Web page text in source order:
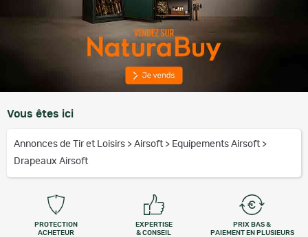
Vous êtes ici
Annonces de Tir et Loisirs > Airsoft > Equipements Airsoft >
Drapeaux Airsoft
PROTECTION
ACHETEUR
EXPERTISE
& CONSEIL
PRIX BAS &
PAIEMENT EN PLUSIEURS